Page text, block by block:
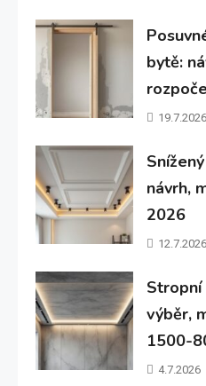
bytě:
19.7.2026
návrh,
2026
12.7.2026
Stropní
výběr,
1500-
4.7.2026